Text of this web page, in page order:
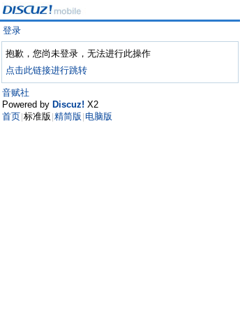
登录
抱歉，您尚未登录，无法进行此操作
点击此链接进行跳转
音赋社
Powered by Discuz! X2
首页 标准版 精简版 电脑版